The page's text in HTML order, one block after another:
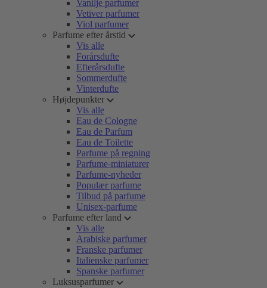
Vanilje parfumer
Vetiver parfumer
Viol parfumer
Parfume efter årstid
Vis alle
Forårsdufte
Efterårsdufte
Sommerdufte
Vinterdufte
Højdepunkter
Vis alle
Eau de Cologne
Eau de Parfum
Eau de Toilette
Parfume på regning
Parfume-miniaturer
Parfume-nyheder
Populær parfume
Tilbud på parfume
Unisex-parfume
Parfume efter land
Vis alle
Arabiske parfumer
Franske parfumer
Italienske parfumer
Spanske parfumer
Luksusparfumer